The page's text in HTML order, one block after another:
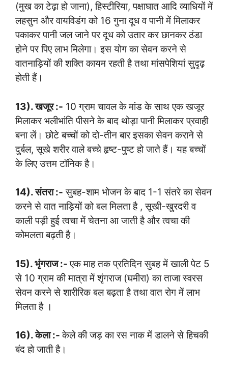
(मुख का टेढ़ा हो जाना), हिस्टीरिया, पक्षाघात आदि व्याधियों में
लहसुन और वायविडंग को 16 गुना दूध व पानी में मिलाकर
पकाकर पानी जल जाने पर दूध को उतार कर छानकर ठंडा
होने पर पिए लाभ मिलेगा। इस योग का सेवन करने से
वातनाड़ियों की शक्ति कायम रहती है तथा मांसपेशियां सुदृढ़
होती हैं।
13). खजूर :- 10 ग्राम चावल के मांड के साथ एक खजूर
मिलाकर भलीभांति पीसने के बाद थोड़ा पानी मिलाकर प्रवाही
बना लें। छोटे बच्चों को दो-तीन बार इसका सेवन कराने से
दुर्बल, सूखे शरीर वाले बच्चे हृष्ट-पुष्ट हो जाते हैं। यह बच्चों
के लिए उत्तम टॉनिक है।
14). संतरा :- सुबह-शाम भोजन के बाद 1-1 संतरे का सेवन
करने से वात नाड़ियों को बल मिलता है , सूखी-खुरदरी व
काली पड़ी हुई त्वचा में चेतना आ जाती है और त्वचा की
कोमलता बढ़ती है।
15). भृंगराज :-एक माह तक प्रतिदिन सुबह में खाली पेट 5
से 10 ग्राम की मात्रा में शृंगराज (घमीरा) का ताजा स्वरस
सेवन करने से शारीरिक बल बढ़ता है तथा वात रोग में लाभ
मिलता है ।
16). केला :-केले की जड़ का रस नाक में डालने से हिचकी
बंद हो जाती है।